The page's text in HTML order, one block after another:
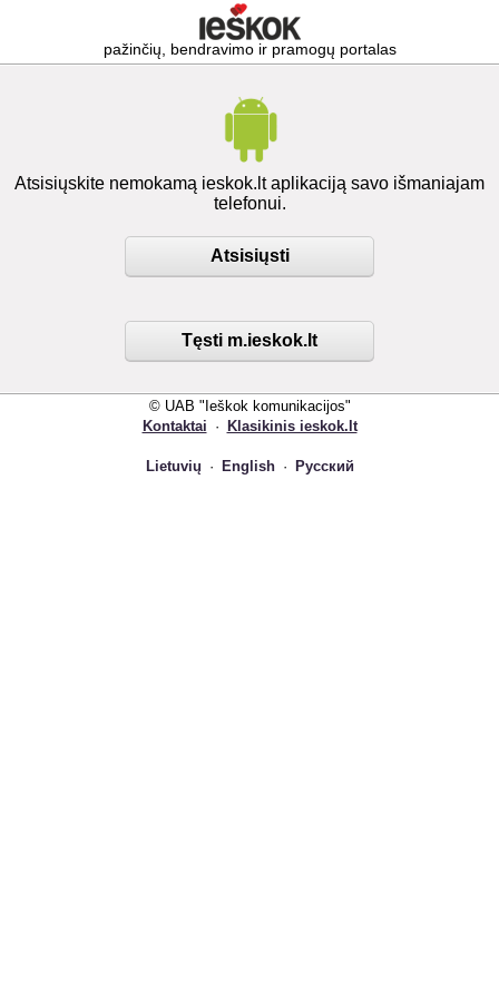
pažinčių, bendravimo ir pramogų portalas
Atsisiųskite nemokamą ieskok.lt aplikaciją savo išmaniajam
telefonui.
Atsisiųsti
Tęsti m.ieskok.lt
© UAB "Ieškok komunikacijos"
Kontaktai · Klasikinis ieskok.lt
Lietuvių · English · Русский